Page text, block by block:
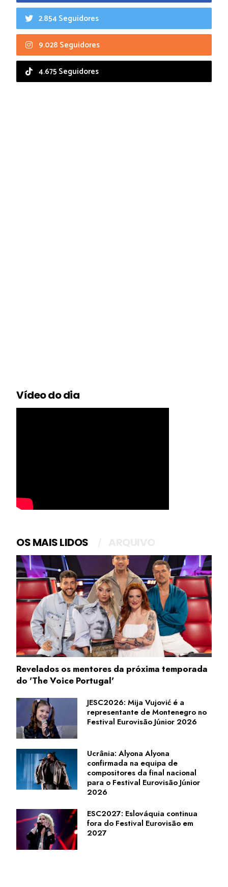
2.854 Seguidores
9.028 Seguidores
4.675 Seguidores
Vídeo do dia
OS MAIS LIDOS
Revelados os mentores da próxima temporada
do 'The Voice Portugal'
JESC2026: Mija Vujović é a
representante de Montenegro no
Festival Eurovisão Júnior 2026
Ucrânia: Alyona Alyona
confirmada na equipa de
compositores da final nacional
para o Festival Eurovisão Júnior
2026
ESC2027: Eslováquia continua
fora do Festival Eurovisão em
2027